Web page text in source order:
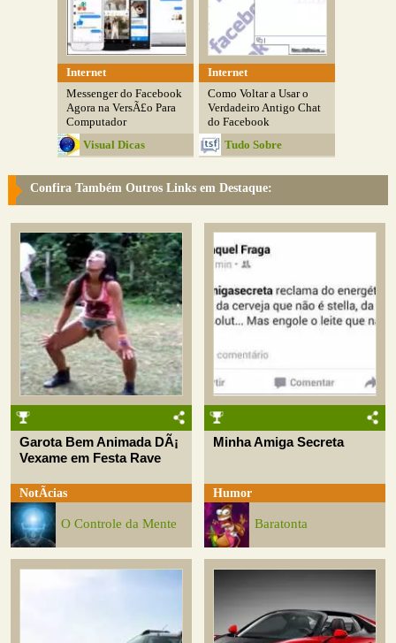
Internet
Messenger do Facebook
Agora na VersÃ£o Para
Computador
Visual Dicas
Internet
Como Voltar a Usar o
Verdadeiro Antigo Chat
do Facebook
Tudo Sobre
Confira Também Outros Links em Destaque:
Garota Bem Animada DÃ¡
Vexame em Festa Rave
NotÃ­cias
O Controle da Mente
Minha Amiga Secreta
Humor
Baratonta